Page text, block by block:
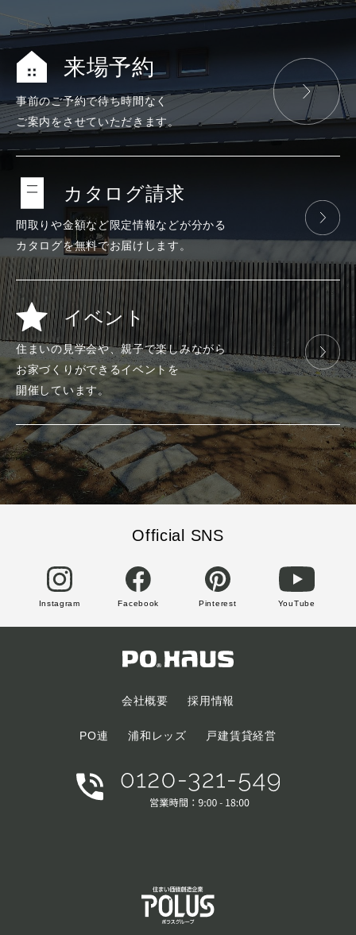
来場予約
事前のご予約で待ち時間なく
ご案内をさせていただきます。
カタログ請求
間取りや金額など限定情報などが分かる
カタログを無料でお届けします。
イベント
住まいの見学会や、親子で楽しみながら
お家づくりができるイベントを
開催しています。
Official SNS
Instagram Facebook Pinterest YouTube
会社概要 採用情報
PO連 浦和レッズ 戸建賃貸経営